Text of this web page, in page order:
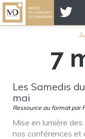
7
Les Samedis
mai
Ressource au format par
Mise en lumière
nos conférences et